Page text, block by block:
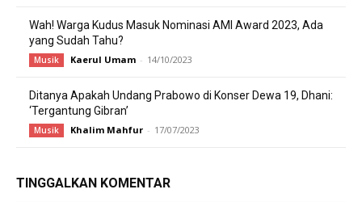
Wah! Warga Kudus Masuk Nominasi AMI Award 2023, Ada
yang Sudah Tahu?
Musik Kaerul Umam - 14/10/2023
Ditanya Apakah Undang Prabowo di Konser Dewa 19, Dhani:
‘Tergantung Gibran’
Musik Khalim Mahfur - 17/07/2023
TINGGALKAN KOMENTAR